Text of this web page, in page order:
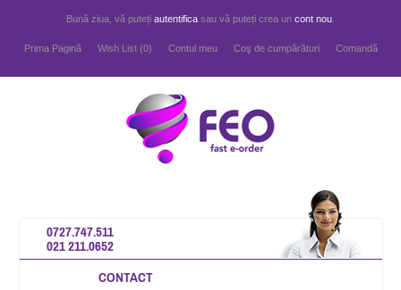
Bună ziua, vă puteți autentifica sau vă puteți crea un cont nou
Prima Pagină Wish List (0) Contul meu Coş de cumpărături Comandă
0727.747.511
021 211.0652
CONTACT